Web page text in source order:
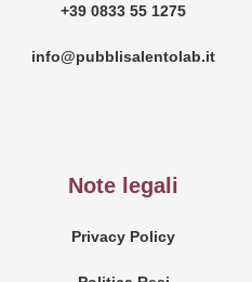
+39 0833 55 1275
info@pubblisalentolab.it
Note legali
Privacy Policy